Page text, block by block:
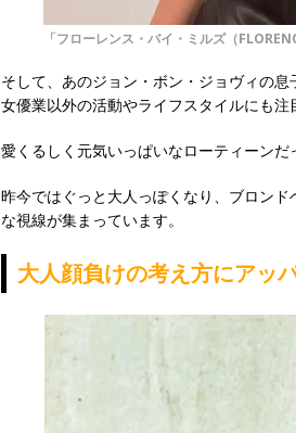
「フローレンス・バイ・ミルズ（
そして、あのジョン・ボン・ジョヴィの息
女優業以外の活動やライフスタイルにも注
愛くるしく元気いっぱいなローティーンだ
昨今ではぐっと大人っぽくなり、ブロン
な視線が集まっています。
大人顔負けの考え方にアッ